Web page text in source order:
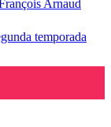
Arnaud
temporada